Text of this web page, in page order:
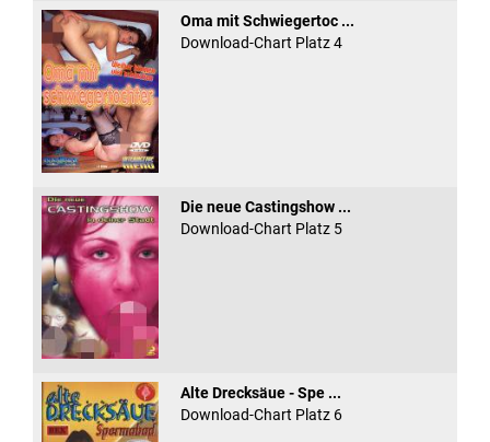
Oma mit Schwiegertoc ...
Download-Chart Platz 4
Die neue Castingshow ...
Download-Chart Platz 5
Alte Drecksäue - Spe ...
Download-Chart Platz 6